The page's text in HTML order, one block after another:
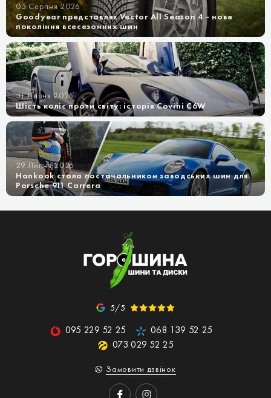
05 Серпня 2026
Goodyear представляє Vector All Season 4 - нове
покоління всесезонних шин
31 Липня 2026
Шість коліс проти світу: історія Covini C6W
29 Липня 2026
Hankook стала постачальником заводських шин для
Porsche 911 Carrera
5/5
095 229 52 25
068 139 52 25
073 029 52 25
Замовити дзвінок